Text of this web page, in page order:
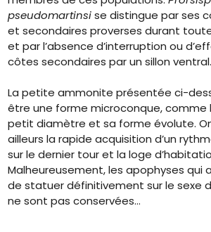
pseudomartinsise distingue par ses
et secondaires proverses durant
et par l’absence d’interruption ou
côtes secondaires par un sillon ventral.
La petite ammonite présentée ci-
être une forme microconque, comme
petit diamètre et sa forme évolute.
ailleurs la rapide acquisition d’un
sur le dernier tour et la loge
Malheureusement, les apophyses qui
de statuer définitivement sur le sexe
ne sont pas conservées…